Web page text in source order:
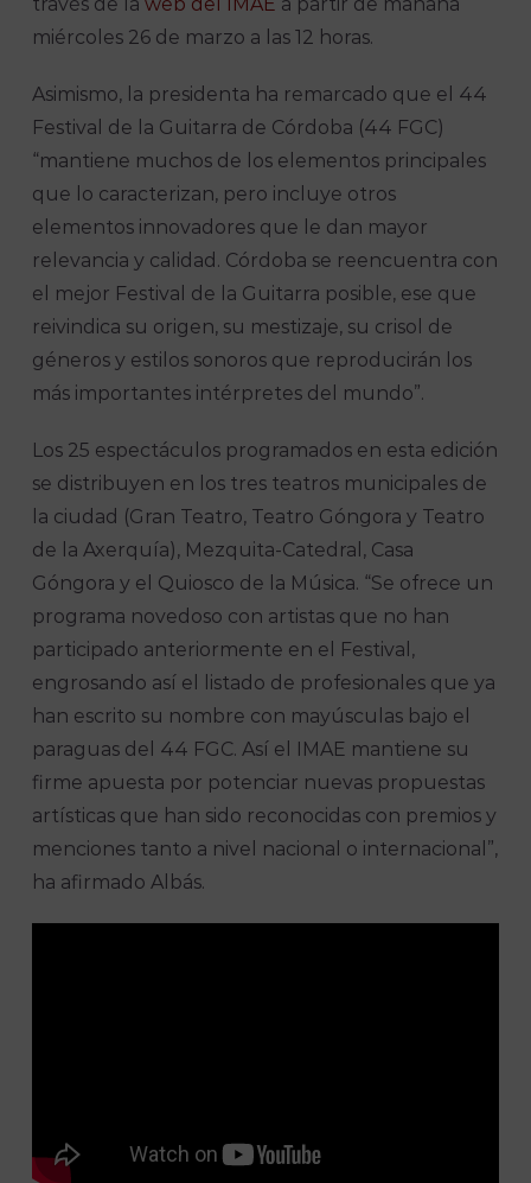
miércoles 26 de marzo a las 12 horas.
Asimismo, la presidenta ha remarcado que el 44
Festival de la Guitarra de Córdoba (44 FGC)
“mantiene muchos de los elementos principales
que lo caracterizan, pero incluye otros
elementos innovadores que le dan mayor
relevancia y calidad. Córdoba se reencuentra con
el mejor Festival de la Guitarra posible, ese que
reivindica su origen, su mestizaje, su crisol de
géneros y estilos sonoros que reproducirán los
más importantes intérpretes del mundo”.
Los 25 espectáculos programados en esta edición
se distribuyen en los tres teatros municipales de
la ciudad (Gran Teatro, Teatro Góngora y Teatro
de la Axerquía), Mezquita-Catedral, Casa
Góngora y el Quiosco de la Música. “Se ofrece un
programa novedoso con artistas que no han
participado anteriormente en el Festival,
engrosando así el listado de profesionales que ya
han escrito su nombre con mayúsculas bajo el
paraguas del 44 FGC. Así el IMAE mantiene su
firme apuesta por potenciar nuevas propuestas
artísticas que han sido reconocidas con premios y
menciones tanto a nivel nacional o internacional”,
ha afirmado Albás.